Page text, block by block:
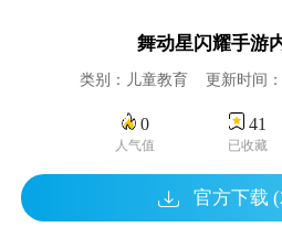
舞动星闪耀手游
类别：儿童教育 更新时间：
0
人气值
41
已收藏
官方下载